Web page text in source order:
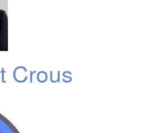
Crous